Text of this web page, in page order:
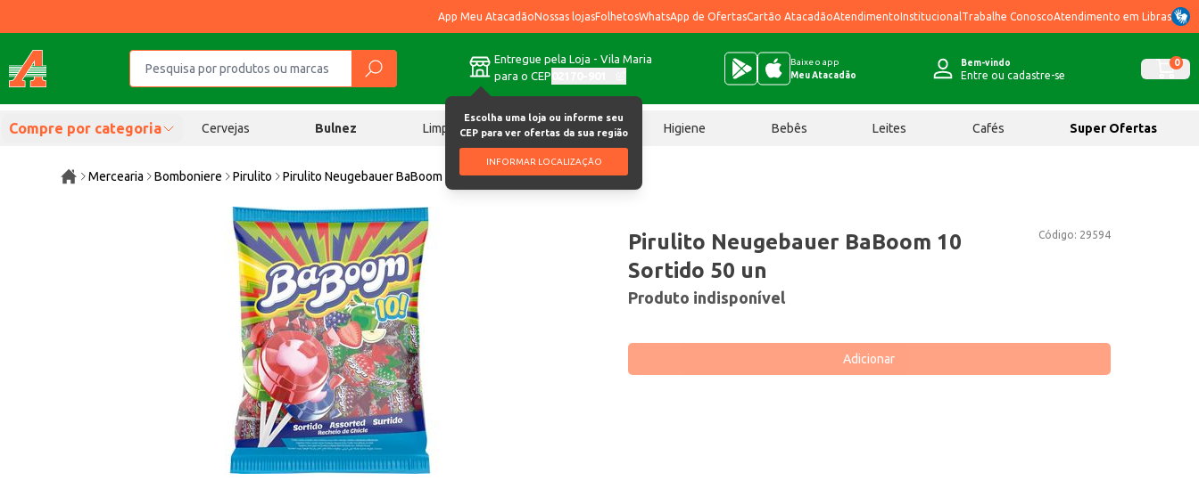
App Meu AtacadãoNossas lojasFolhetosWhatsApp de OfertasCartão AtacadãoAtendimentoInstitucional Trabalhe ConoscoAtendimento em Libras
Entregue pela Loja - Vila Maria
para o CEP
Escolha uma loja ou informe seu
CEP para ver ofertas da sua região
INFORMAR LOCALIZAÇÃO
Baixe o app
Meu Atacadão
Bem-vindo
Entre ou cadastre-se
0
Compre por categoria Cervejas Bulnez Limpeza Chocolates Higiene Bebês Leites Cafés Super Ofertas
Mercearia Bomboniere Pirulito Pirulito Neugebauer BaBoom 10 Sortido 50 un
Código: 29594
Pirulito Neugebauer BaBoom 10
Sortido 50 un
Produto indisponível
Adicionar